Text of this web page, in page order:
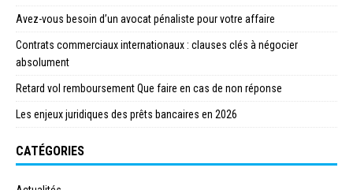
Avez-vous besoin d’un avocat pénaliste pour votre affaire
Contrats commerciaux internationaux : clauses clés à négocier
absolument
Retard vol remboursement Que faire en cas de non réponse
Les enjeux juridiques des prêts bancaires en 2026
CATÉGORIES